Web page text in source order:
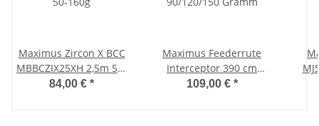
Maximus Zircon X BCC
MBBCZIX25XH 2,5m 50-
160g
84,00 € *
Maximus Feederrute
Interceptor 390 cm
90/120/150 Gramm
109,00 € *